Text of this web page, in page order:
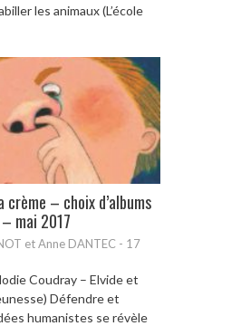
les animaux (L’école
crème – choix d’albums
mai 2017
et Anne DANTEC - 17
Coudray – Elvide et
Défendre et
humanistes se révèle